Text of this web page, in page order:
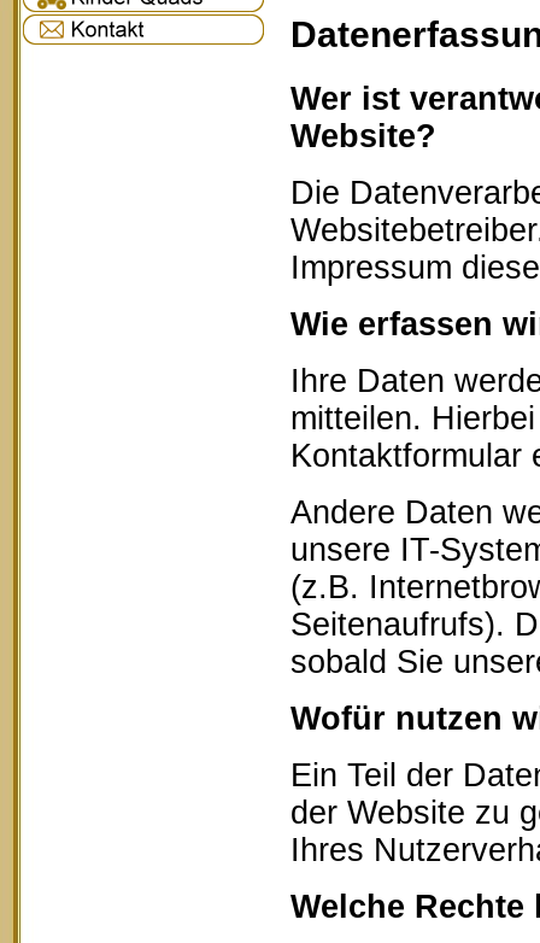
Wer ist
Website?
Die
Impressum
Wie erfassen
Ihre Daten
mitteilen.
Kontaktformular
Andere Daten
unsere IT-
(z.B.
Seitenaufrufs).
sobald Sie
Wofür nutzen
Ein Teil der
der Website zu
Ihres
Welche